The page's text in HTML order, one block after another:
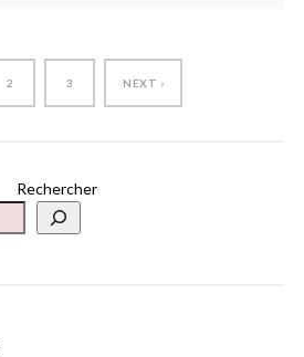
2 3 NEXT ›
Rechercher